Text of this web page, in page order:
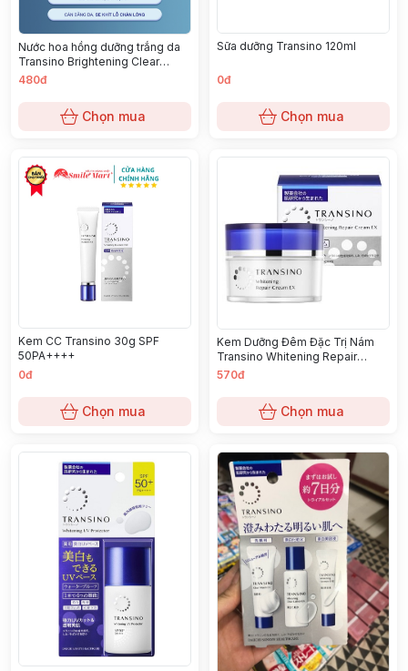
Nước hoa hồng dưỡng trắng da
Transino Brightening Clear
Lotion Ex 150ml
480đ
Chọn mua
Sữa dưỡng Transino 120ml
0đ
Chọn mua
Kem CC Transino 30g SPF
50PA++++
0đ
Chọn mua
Kem Dưỡng Đêm Đặc Trị Nám
Transino Whitening Repair
Cream EX 35g
570đ
Chọn mua